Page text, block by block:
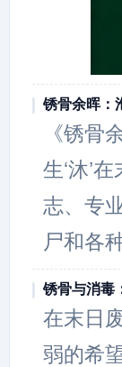
锈骨余晖：
《锈骨
生‘沐’
志、专
尸和各
锈骨与消毒
在末日
弱的希